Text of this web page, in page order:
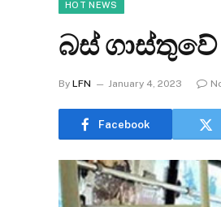
HOT NEWS
බස්
By LFN January 4, 2023
Facebook